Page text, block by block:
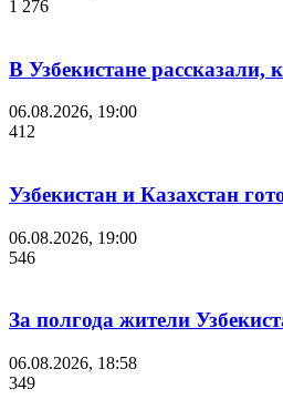
1 276
В Узбекистане
06.08.2026, 19:00
412
Узбекистан и Казахстан
06.08.2026, 19:00
546
За полгода жители
06.08.2026, 18:58
349